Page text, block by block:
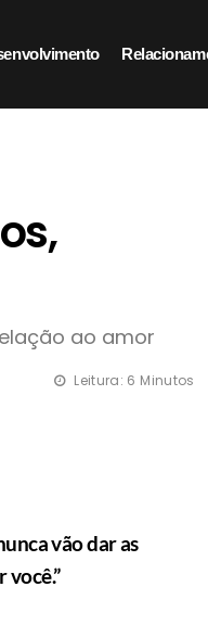
ao amor
Leitura: 6 Minutos
vão dar as
você.”